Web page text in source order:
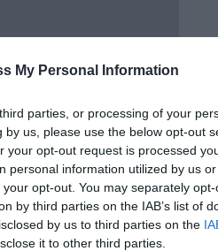
My Personal Information
parties, or processing of your
us, please use the below opt-out
your opt-out request is processed
personal information utilized by us
opt-out. You may separately
by third parties on the IAB’s list of
by us to third parties on the
it to other third parties.